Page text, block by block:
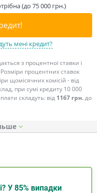
(до 75 000 грн.)
мені кредит?
з процентної ставки і
Розміри процентних ставок
щомісячних комісій - від
при сумі кредиту 10 000
складуть: від 1167 грн.до
У 85% випадки